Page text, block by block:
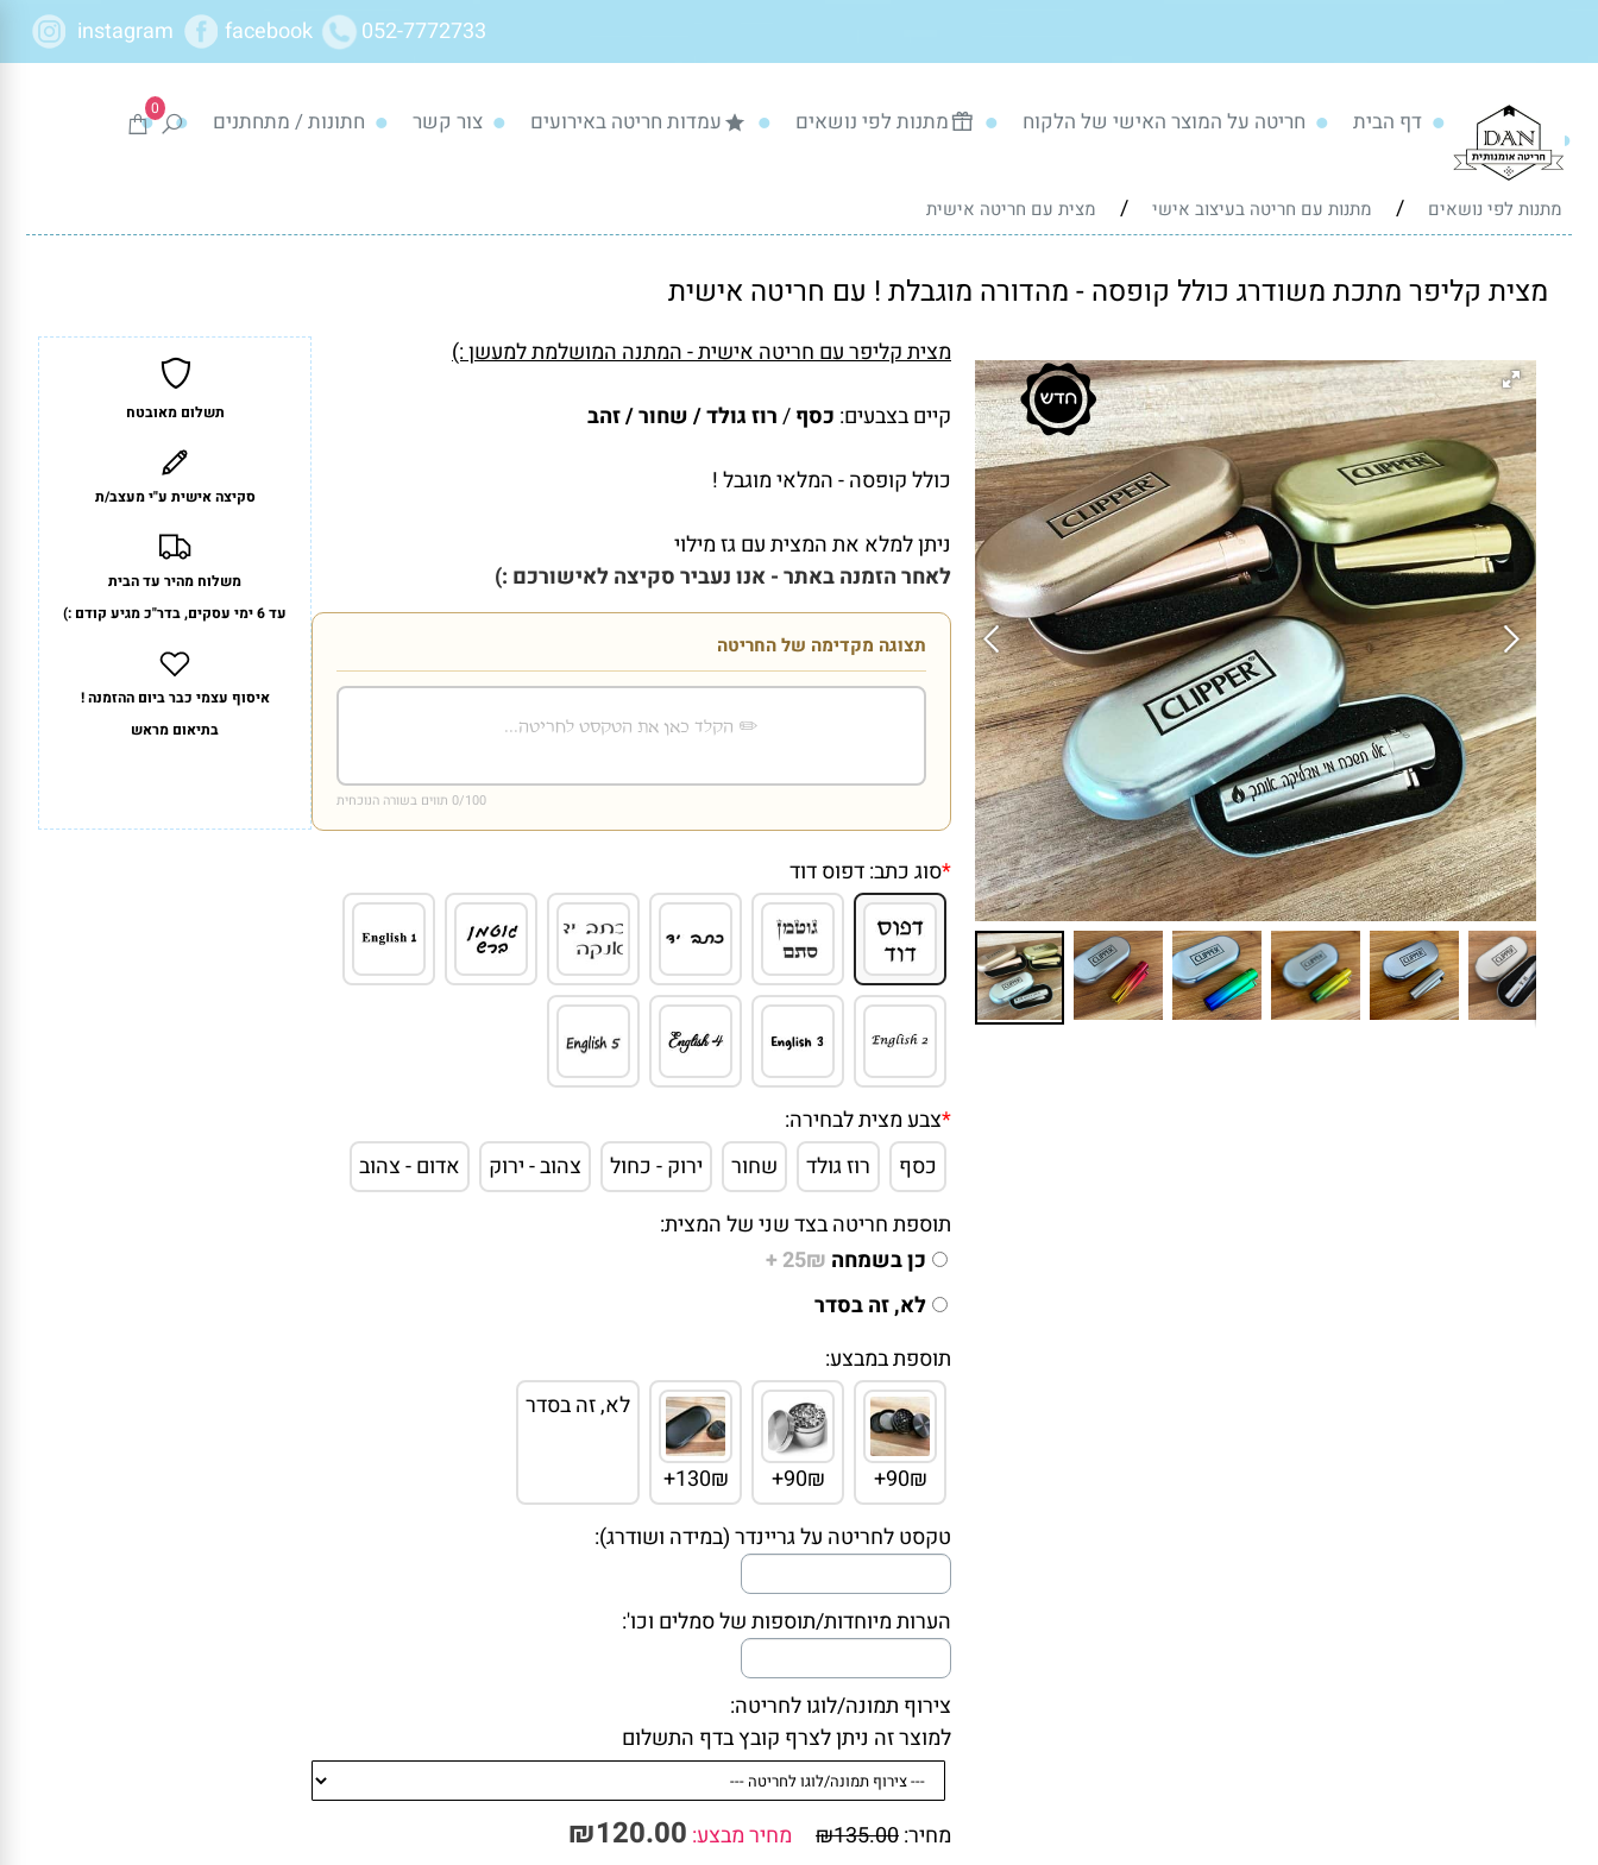
052-7772733
instagram
0 דף הבית חריטה על המוצר האישי של הלקוח מתנות לפי נושאים עמדות חריטה באירועים צור קשר חתונות / מתחתנים
מתנות לפי נושאים / מתנות עם חריטה בעיצוב אישי / מצית עם חריטה אישית
מצית קליפר מתכת משודרג כולל קופסה - מהדורה מוגבלת ! עם חריטה אישית
מצית קליפר עם חריטה אישית -המתנה המושלמת למעשן :)
קיים בצבעים: כסף/רוז גולד / שחור / זהב
כולל קופסה - המלאי מוגבל !
ניתן למלא את המצית עם גז מילוי
לאחר הזמנה באתר - אנו נעביר סקיצה לאישורכם :)
תצוגה מקדימה של החריטה
0/100 תווים בשורה הנוכחית
*סוג כתב:דפוס דוד
*צבע מצית לבחירה:
כסף
רוז גולד שחור ירוק - כחול צהוב - ירוק
אדום - צהוב
תוספת חריטה בצד שני של המצית:
כן בשמחה 25₪ +
לא, זה בסדר
תוספת במבצע:
90₪+
90₪+
130₪+
לא, זה בסדר
טקסט לחריטה על גריינדר (במידה ושודרג):
הערות מיוחדות/תוספות של סמלים וכו':
צירוף תמונה/לוגו לחריטה:
למוצר זה ניתן לצרף קובץ בדף התשלום
מחיר: ₪135.00 מחיר מבצע: ₪120.00
תשלום מאובטח
סקיצה אישית ע"י מעצב/ת
משלוח מהיר עד הבית
עד 6 ימי עסקים, בדר"כ מגיע קודם :)
איסוף עצמי כבר ביום ההזמנה !
בתיאום מראש